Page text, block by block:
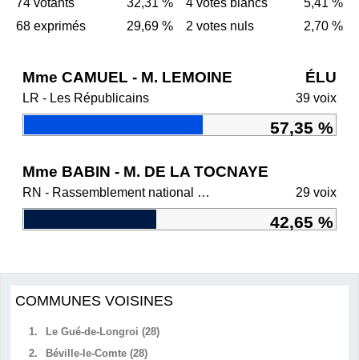
68 exprimés
29,69 %
2 votes nuls
2,70 %
Mme CAMUEL - M. LEMOINE ÉLU
LR - Les Républicains 39 voix
57,35 %
Mme BABIN - M. DE LA TOCNAYE
RN - Rassemblement national et ses alliés 29 voix
42,65 %
COMMUNES VOISINES
1.
Le Gué-de-Longroi (28)
2.
Béville-le-Comte (28)